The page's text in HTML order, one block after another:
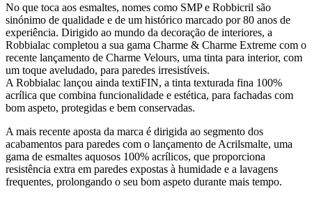
No que toca aos esmaltes, nomes como SMP e Robbicril são
sinónimo de qualidade e de um histórico marcado por 80 anos de
experiência. Dirigido ao mundo da decoração de interiores, a
Robbialac completou a sua gama Charme & Charme Extreme com o
recente lançamento de Charme Velours, uma tinta para interior, com
um toque aveludado, para paredes irresistíveis.
A Robbialac lançou ainda textiFIN, a tinta texturada fina 100%
acrílica que combina funcionalidade e estética, para fachadas com
bom aspeto, protegidas e bem conservadas.
A mais recente aposta da marca é dirigida ao segmento dos
acabamentos para paredes com o lançamento de Acrilsmalte, uma
gama de esmaltes aquosos 100% acrílicos, que proporciona
resistência extra em paredes expostas à humidade e a lavagens
frequentes, prolongando o seu bom aspeto durante mais tempo.